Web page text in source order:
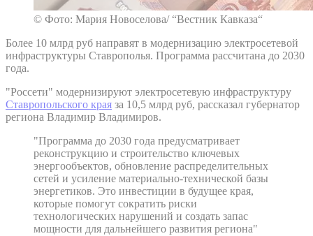
© Фото: Мария Новоселова/ “Вестник Кавказа“
Более 10 млрд руб направят в модернизацию электросетевой
инфраструктуры Ставрополья. Программа рассчитана до 2030
года.
"Россети" модернизируют электросетевую инфраструктуру
Ставропольского края за 10,5 млрд руб, рассказал губернатор
региона Владимир Владимиров.
"Программа до 2030 года предусматривает
реконструкцию и строительство ключевых
энергообъектов, обновление распределительных
сетей и усиление материально-технической базы
энергетиков. Это инвестиции в будущее края,
которые помогут сократить риски
технологических нарушений и создать запас
мощности для дальнейшего развития региона"